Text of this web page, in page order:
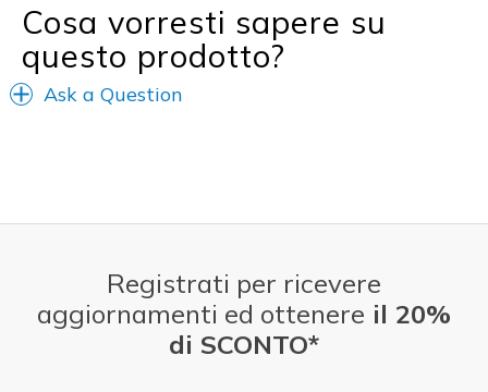
Cosa vorresti sapere su
questo prodotto?
Ask a Question
Registrati per ricevere
aggiornamenti ed ottenere il 20%
di SCONTO*